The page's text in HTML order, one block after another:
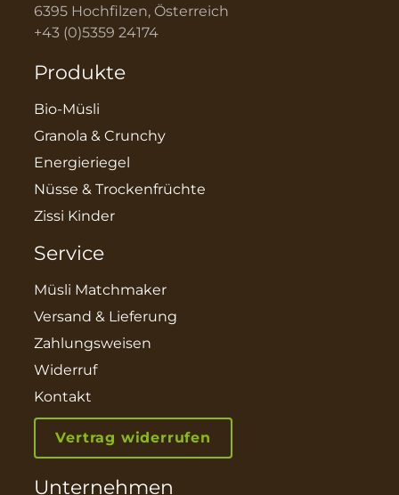
6395 Hochfilzen, Österreich
+43 (0)5359 24174
Produkte
Bio-Müsli
Granola & Crunchy
Energieriegel
Nüsse & Trockenfrüchte
Zissi Kinder
Service
Müsli Matchmaker
Versand & Lieferung
Zahlungsweisen
Widerruf
Kontakt
Vertrag widerrufen
Unternehmen